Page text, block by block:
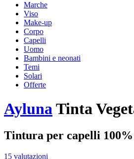
Marche
Viso
Make-up
Corpo
Capelli
Uomo
Bambini e neonati
Temi
Solari
Offerte
AylunaTinta
Tintura per capelli
15 valutazioni